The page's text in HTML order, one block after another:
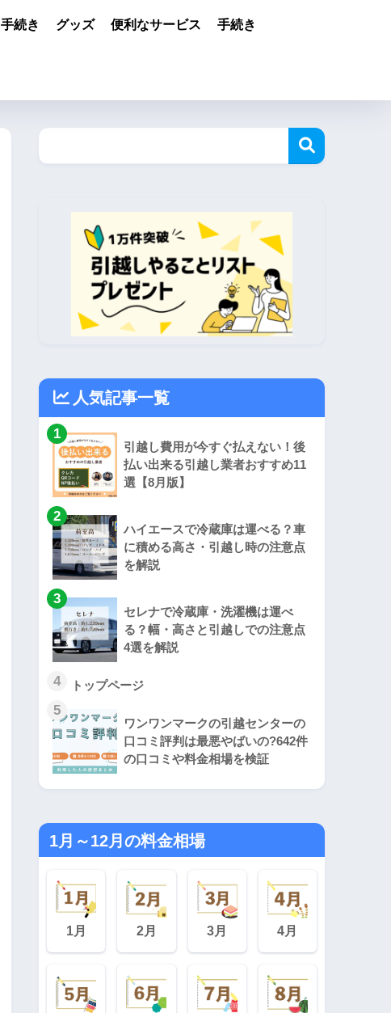
手続き グッズ 便利なサービス 手続き
人気記事一覧
1
引越し費用が今すぐ払えない！後
払い出来る引越し業者おすすめ11
選【8月版】
2
ハイエースで冷蔵庫は運べる？車
に積める高さ・引越し時の注意点
を解説
3
セレナで冷蔵庫・洗濯機は運べ
る？幅・高さと引越しでの注意点
4選を解説
4 トップページ
5
ワンワンマークの引越センターの
口コミ評判は最悪やばいの?642件
の口コミや料金相場を検証
1月～12月の料金相場
1月 2月 3月 4月